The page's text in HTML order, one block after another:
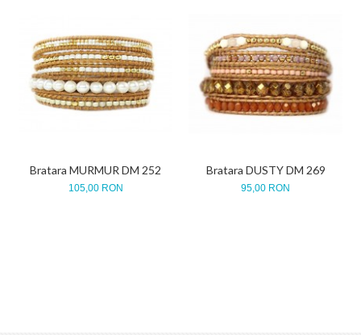
Bratara MURMUR DM 252
105,00 RON
Bratara DUSTY DM 269
95,00 RON